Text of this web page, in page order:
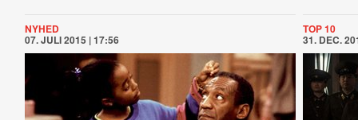
NYHED
07. JULI 2015 | 17:56
TOP 10
31. DEC.